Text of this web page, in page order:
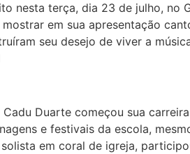
nesta terça, dia 23 de julho, no
em sua apresentação
seu desejo de viver a
Duarte começou sua
e festivais da escola,
em coral de igreja,